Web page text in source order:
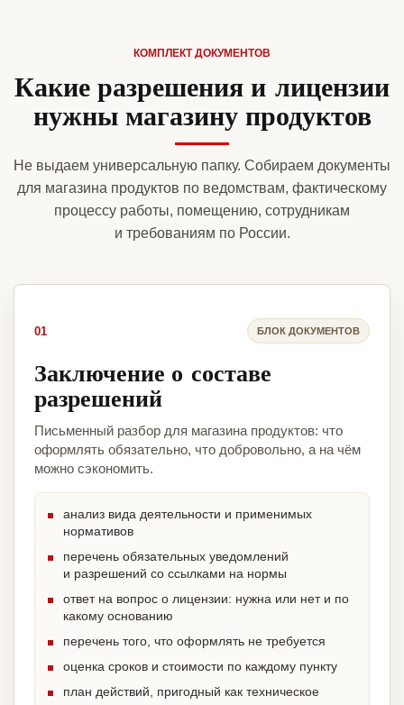
КОМПЛЕКТ ДОКУМЕНТОВ
Какие разрешения и лицензии
нужны магазину продуктов
Не выдаем универсальную папку. Собираем документы
для магазина продуктов по ведомствам, фактическому
процессу работы, помещению, сотрудникам
и требованиям по России.
01 БЛОК ДОКУМЕНТОВ
Заключение о составе
разрешений
Письменный разбор для магазина продуктов: что
оформлять обязательно, что добровольно, а на чём
можно сэкономить.
анализ вида деятельности и применимых
нормативов
перечень обязательных уведомлений
и разрешений со ссылками на нормы
ответ на вопрос о лицензии: нужна или нет и по
какому основанию
перечень того, что оформлять не требуется
оценка сроков и стоимости по каждому пункту
план действий, пригодный как техническое